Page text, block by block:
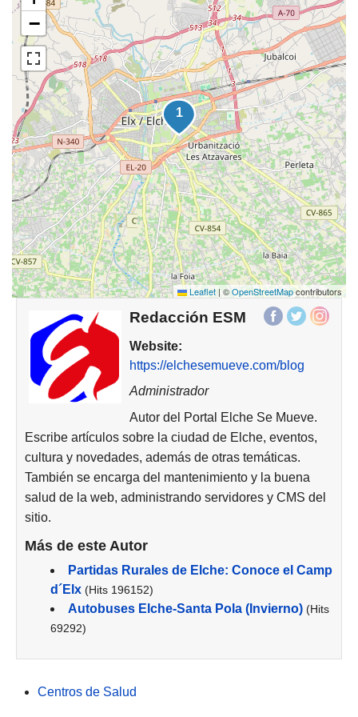
−
Leaflet | ©OpenStreetMapcontributors
Redacción ESM
Website:
https://elchesemueve.com/blog
Administrador
Autor del Portal Elche Se Mueve.
Escribe artículos sobre la ciudad de Elche, eventos,
cultura y novedades, además de otras temáticas.
También se encarga del mantenimiento y la buena
salud de la web, administrando servidores y CMS del
sitio.
Más de este Autor
Partidas Rurales de Elche: Conoce el Camp
d´Elx (Hits 196152)
Autobuses Elche-Santa Pola (Invierno) (Hits
69292)
Centros de Salud